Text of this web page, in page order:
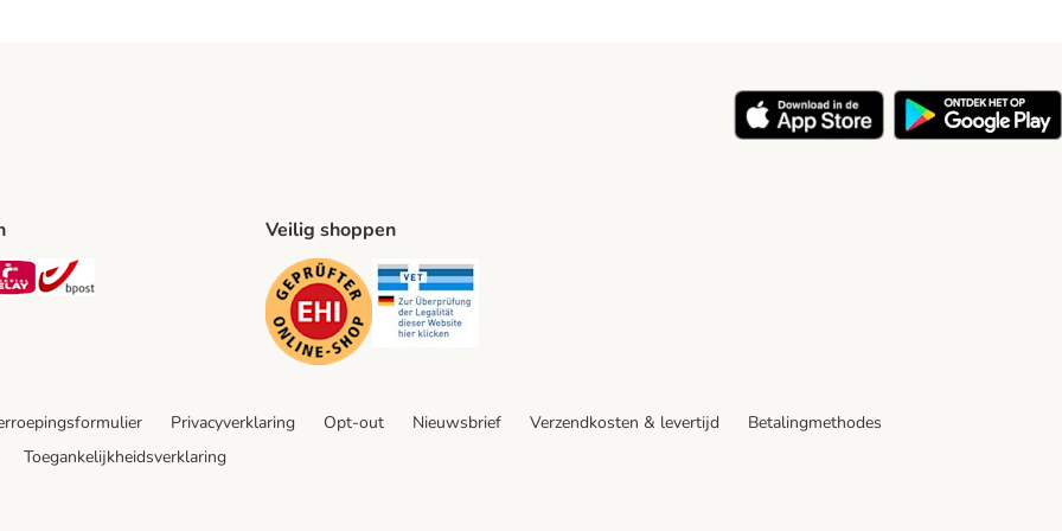
Method
Shipping Method
Mondial Relay Shipping Method
Veilig shoppen
Security
Privacyverklaring Opt-out Nieuwsbrief Verzendkosten & levertijd
Betalingmethodes
Toegankelijkheidsverklaring